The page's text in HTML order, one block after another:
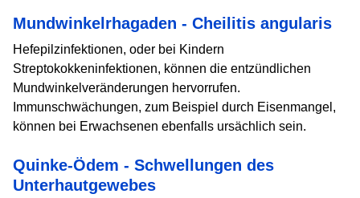
Mundwinkelrhagaden - Cheilitis angularis
Hefepilzinfektionen, oder bei Kindern
Streptokokkeninfektionen, können die entzündlichen
Mundwinkelveränderungen hervorrufen.
Immunschwächungen, zum Beispiel durch Eisenmangel,
können bei Erwachsenen ebenfalls ursächlich sein.
Quinke-Ödem - Schwellungen des
Unterhautgewebes